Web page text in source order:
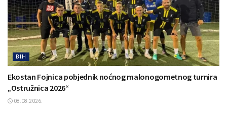
BIH
Ekostan Fojnica pobjednik noćnog malonogometnog turnira
„Ostružnica 2026“
08.08.2026.